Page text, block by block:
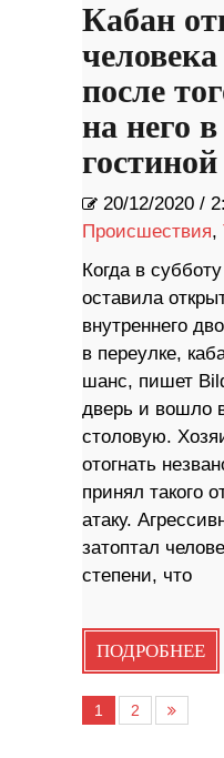
Кабан
после
на него в
гостиной
20/12/2020 /
Происшествия,
Когда в
оставила
внутреннего
в переулке,
шанс, пишет
дверь и вошло
столовую.
отогнать
принял такого
атаку.
затоптал
степени, что
ПОДРОБНЕЕ
1 2